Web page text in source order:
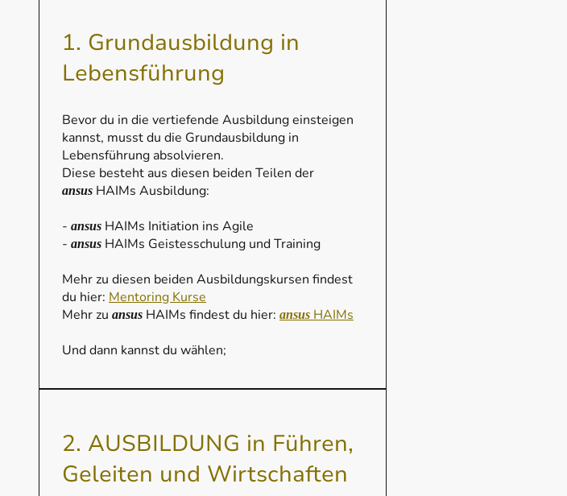
1. Grundausbildung in
Lebensführung
Bevor du in die vertiefende Ausbildung einsteigen
kannst, musst du die Grundausbildung in
Lebensführung absolvieren.
Diese besteht aus diesen beiden Teilen der
ansus HAIMs Ausbildung:
- ansus HAIMs Initiation ins Agile
- ansus HAIMs Geistesschulung und Training
Mehr zu diesen beiden Ausbildungskursen findest
du hier: Mentoring Kurse
Mehr zu ansus HAIMs findest du hier: ansus HAIMs
Und dann kannst du wählen;
2. AUSBILDUNG in Führen,
Geleiten und Wirtschaften